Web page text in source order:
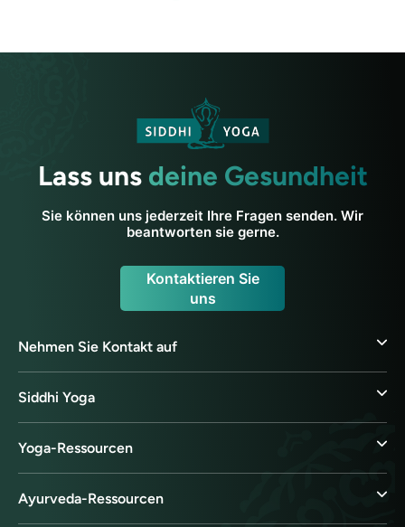
Lass uns deine Gesundheit
Sie können uns jederzeit Ihre Fragen senden. Wir
beantworten sie gerne.
Kontaktieren Sie
uns
Nehmen Sie Kontakt auf
Siddhi Yoga
Yoga-Ressourcen
Ayurveda-Ressourcen